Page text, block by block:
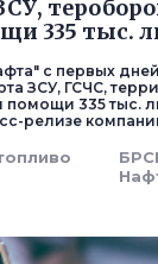
335 тыс.
с первых
ЗСУ, ГСЧС,
335 тыс.
релизе